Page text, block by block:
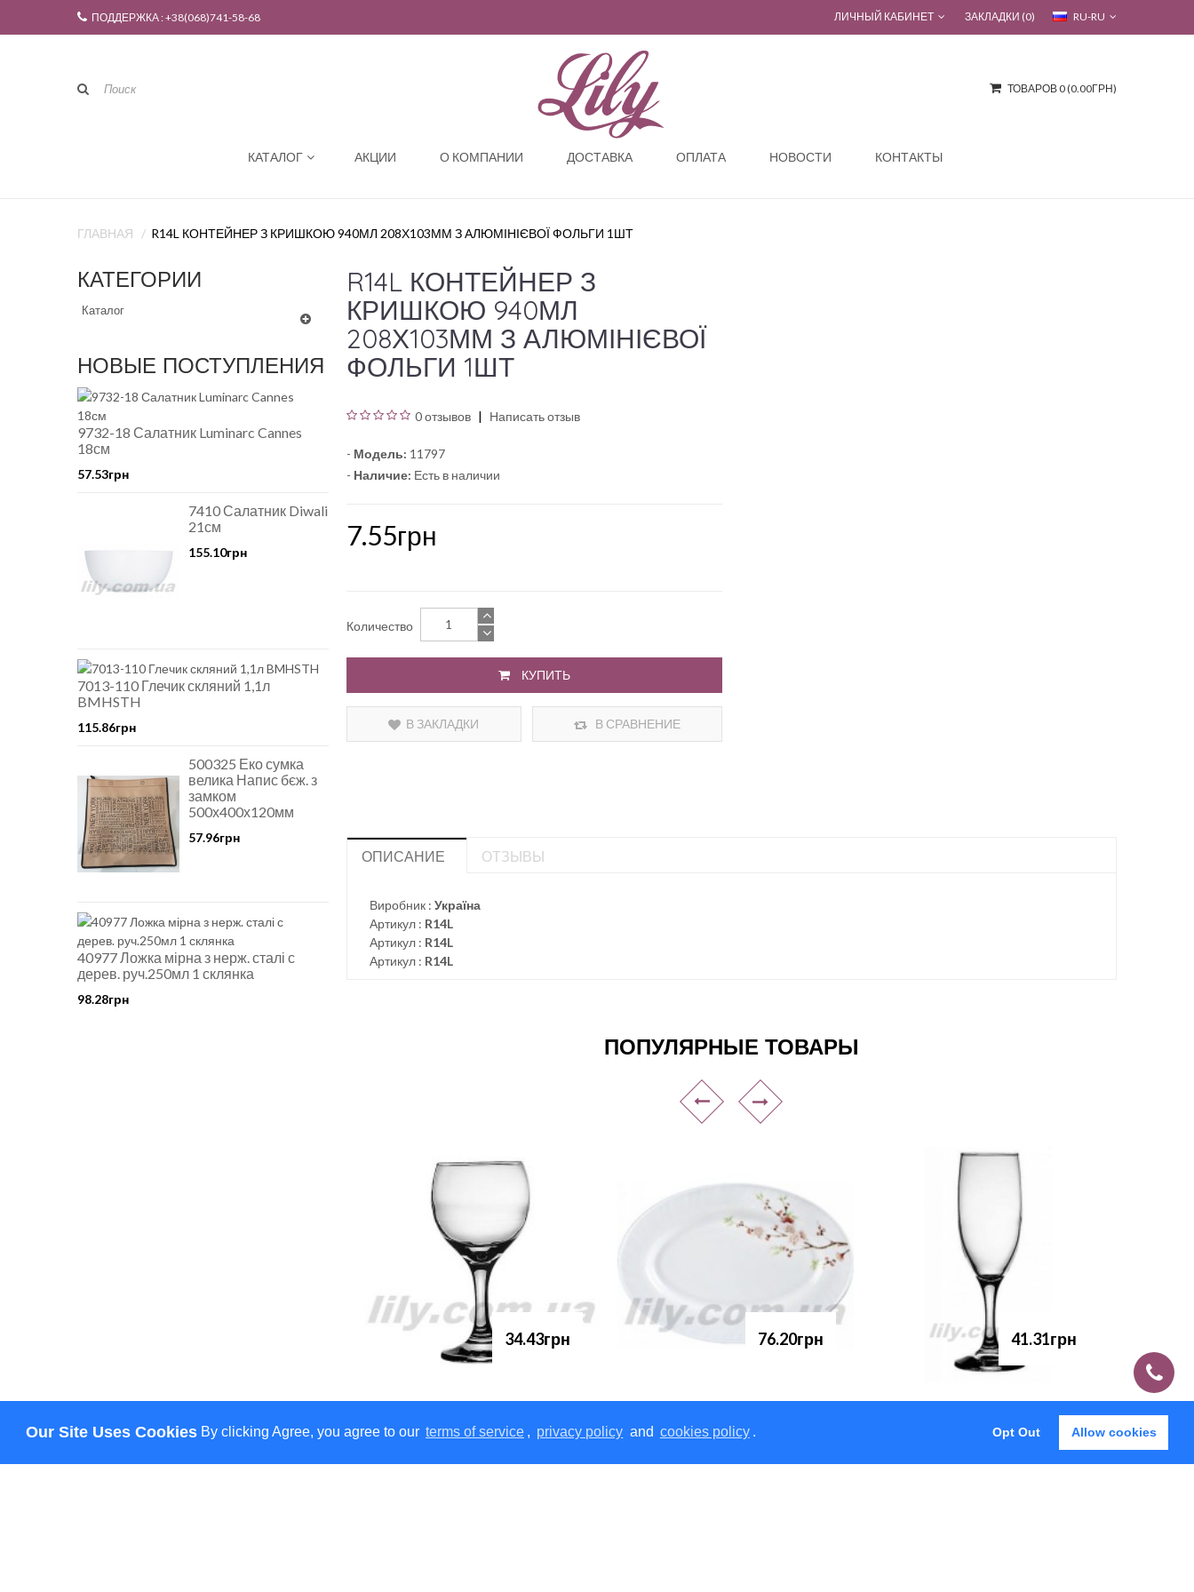
Our Site Uses Cookies By clicking Agree, you agree to our terms of service , privacy policy and cookies policy . Opt Out Allow cookies
ПОДДЕРЖКА : +38(068)741-58-68 RU-RU
ЛИЧНЫЙ КАБИНЕТ ЗАКЛАДКИ (0)
ТОВАРОВ 0 (0.00ГРН)
КАТАЛОГ АКЦИИ О КОМПАНИИ ДОСТАВКА ОПЛАТА НОВОСТИ КОНТАКТЫ
ГЛАВНАЯ R14L КОНТЕЙНЕР З КРИШКОЮ 940МЛ 208Х103ММ З АЛЮМІНІЄВОЇ ФОЛЬГИ 1ШТ
КАТЕГОРИИ
Каталог
НОВЫЕ ПОСТУПЛЕНИЯ
9732-18 Салатник Luminarc Cannes
18см
57.53грн
7410 Салатник Diwali
21см
155.10грн
7013-110 Глечик скляний 1,1л
BMHSTH
115.86грн
500325 Еко сумка
велика Напис бєж. з
замком
500х400х120мм
57.96грн
40977 Ложка мірна з нерж. сталі с
дерев. руч.250мл 1 склянка
98.28грн
R14L КОНТЕЙНЕР З
КРИШКОЮ 940МЛ
208Х103ММ З АЛЮМІНІЄВОЇ
ФОЛЬГИ 1ШТ
0 отзывов Написать отзыв
- Модель: 11797
- Наличие: Есть в наличии
7.55грн
Количество
КУПИТЬ
В ЗАКЛАДКИ В СРАВНЕНИЕ
ОПИСАНИЕ ОТЗЫВЫ
Виробник : Україна
Артикул : R14L
Артикул : R14L
Артикул : R14L
ПОПУЛЯРНЫЕ ТОВАРЫ
34.43грн 76.20грн 41.31грн